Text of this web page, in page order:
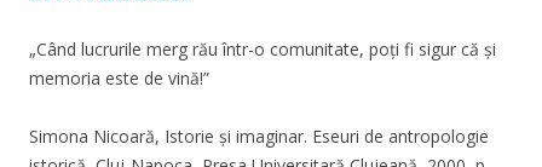
„Când lucrurile merg rău într-o comunitate, poți fi sigur că și
memoria este de vină!”
Simona Nicoară, Istorie și imaginar. Eseuri de antropologie